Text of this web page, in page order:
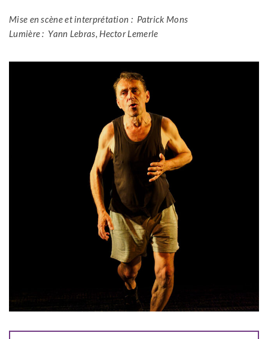
Mise en scène et interprétation : Patrick Mons
Lumière : Yann Lebras, Hector Lemerle